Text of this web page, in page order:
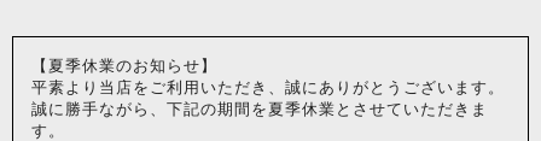
【夏季休業のお知らせ】
平素より当店をご利用いただき、誠にありがとうございます。
誠に勝手ながら、下記の期間を夏季休業とさせていただきま
す。